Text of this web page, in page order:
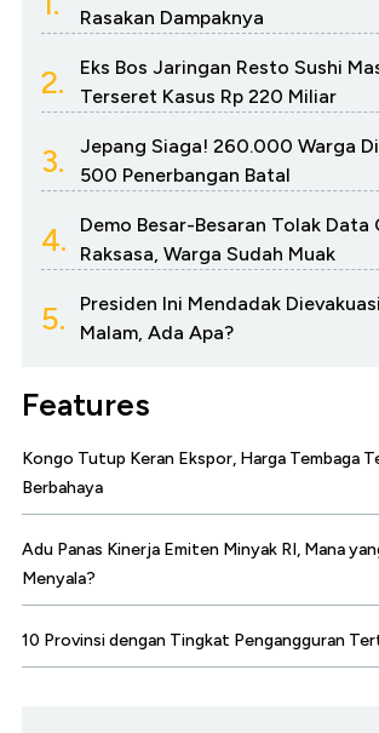
Rasakan Dampaknya
2.
Eks Bos Jaringan Resto Sushi
Terseret Kasus Rp 220 Miliar
3.
Jepang Siaga! 260.000 Warga
500 Penerbangan Batal
4.
Demo Besar-Besaran Tolak Data
Raksasa, Warga Sudah Muak
5.
Presiden Ini Mendadak
Malam, Ada Apa?
Features
Kongo Tutup Keran Ekspor, Harga Tembaga
Berbahaya
Adu Panas Kinerja Emiten Minyak RI, Mana
Menyala?
10 Provinsi dengan Tingkat Pengangguran